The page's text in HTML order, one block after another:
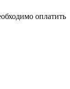
оплатить